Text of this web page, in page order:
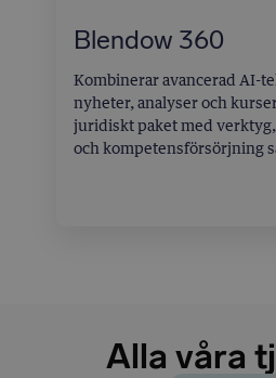
Blendow 360
Kombinerar avancerad AI-
nyheter, analyser och
juridiskt paket med
och kompetensförsörjning
Alla våra